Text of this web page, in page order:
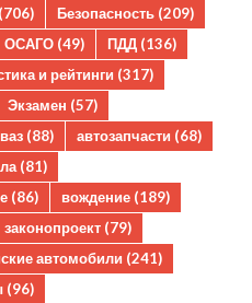
(706) Безопасность (209)
ОСАГО (49) ПДД (136)
и рейтинги (317)
Экзамен (57)
(88) автозапчасти (68)
(81)
(86) вождение (189)
законопроект (79)
автомобили (241)
(96)